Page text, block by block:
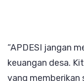
“APDESI jangan
keuangan desa.
yang memberikan